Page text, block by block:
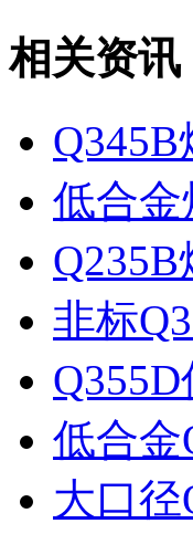
相关资讯
低合
非标
低合
大口